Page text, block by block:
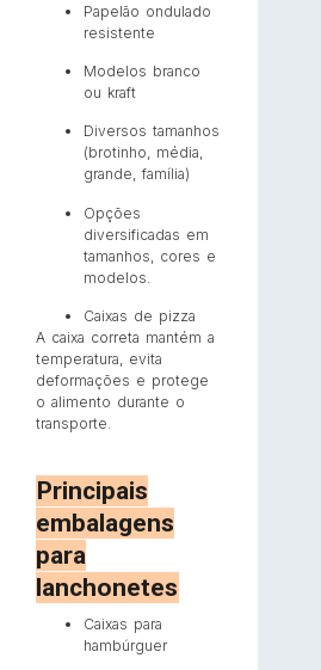
Papelão ondulado
resistente
Modelos branco
ou kraft
Diversos tamanhos
(brotinho, média,
grande, família)
Opções
diversificadas em
tamanhos, cores e
modelos.
Caixas de pizza
A caixa correta mantém a
temperatura, evita
deformações e protege
o alimento durante o
transporte.
Principais
embalagens
para
lanchonetes
Caixas para
hambúrguer